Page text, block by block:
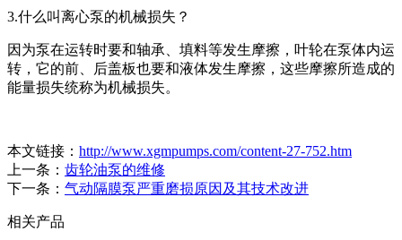
3.什么叫离心泵的机械损失？
因为泵在运转时要和轴承、填料等发生摩擦，叶轮在泵体内运
转，它的前、后盖板也要和液体发生摩擦，这些摩擦所造成的
能量损失统称为机械损失。
本文链接： http://www.xgmpumps.com/content-27-752.htm
上一条： 齿轮油泵的维修
下一条： 气动隔膜泵严重磨损原因及其技术改进
相关产品